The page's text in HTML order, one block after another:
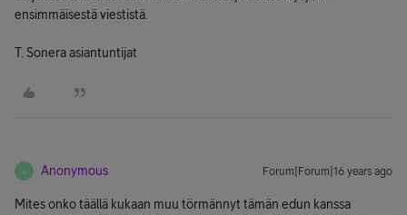
ensimmäisestä viestistä.
T. Sonera asiantuntijat
A Anonymous Forum|Forum|16 years ago
Mites onko täällä kukaan muu törmännyt tämän edun kanssa